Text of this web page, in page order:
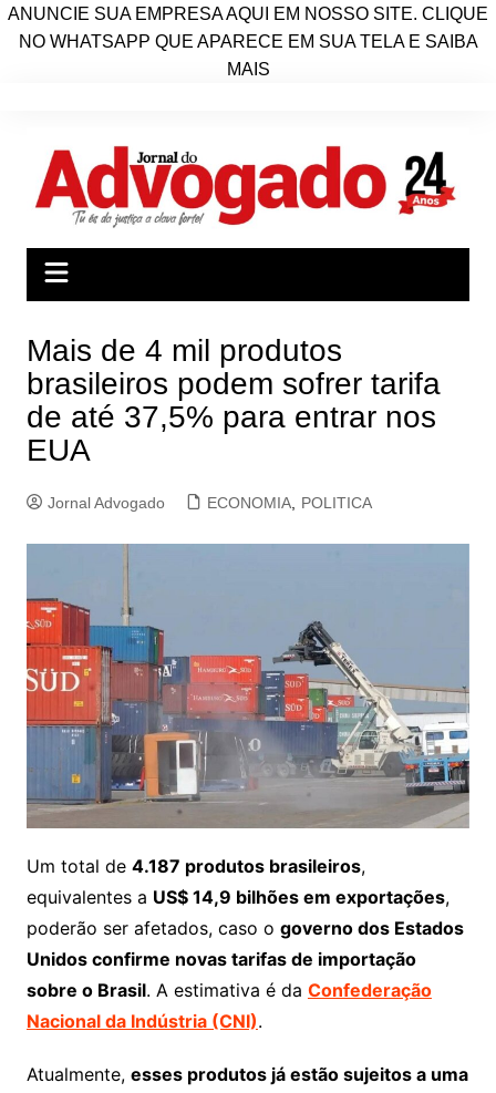
ANUNCIE SUA EMPRESA AQUI EM NOSSO SITE. CLIQUE
NO WHATSAPP QUE APARECE EM SUA TELA E SAIBA
MAIS
conteúdo
Mais de 4 mil produtos
brasileiros podem sofrer tarifa
de até 37,5% para entrar nos
EUA
Jornal Advogado ECONOMIA, POLITICA
Um total de 4.187 produtos brasileiros,
equivalentes a US$ 14,9 bilhões em exportações,
poderão ser afetados, caso o governo dos Estados
Unidos confirme novas tarifas de importação
sobre o Brasil. A estimativa é da Confederação
Nacional da Indústria (CNI).
Atualmente, esses produtos já estão sujeitos a uma